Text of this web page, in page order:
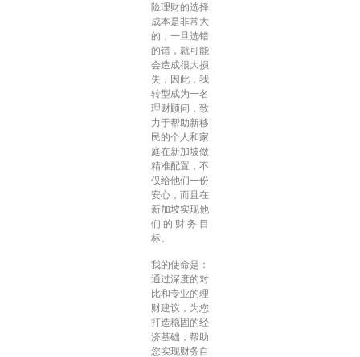
险理财的选择
成本是非常大
的，一旦选错
的错，就可能
会造成很大损
失，因此，我
转型成为一名
理财顾问，致
力于帮助新移
民的个人和家
庭在新加坡做
精准配置，不
仅给他们一份
安心，而且在
新加坡实现他
们的财务目
标。
我的使命是：
通过深度的对
比和专业的理
财建议，为您
打造稳固的经
济基础，帮助
您实现财务自